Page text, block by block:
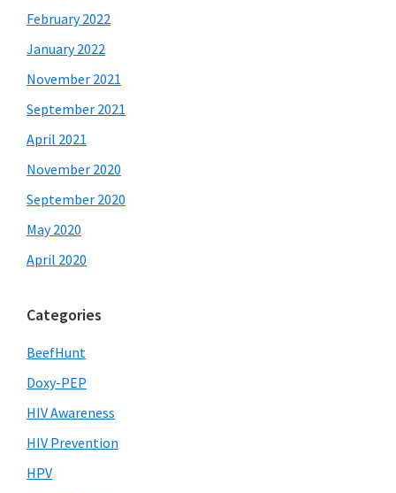
February 2022
January 2022
November 2021
September 2021
April 2021
November 2020
September 2020
May 2020
April 2020
Categories
BeefHunt
Doxy-PEP
HIV Awareness
HIV Prevention
HPV